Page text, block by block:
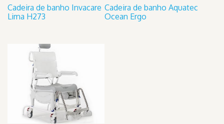
Cadeira de banho Invacare
Lima H273
Cadeira de banho Aquatec
Ocean Ergo